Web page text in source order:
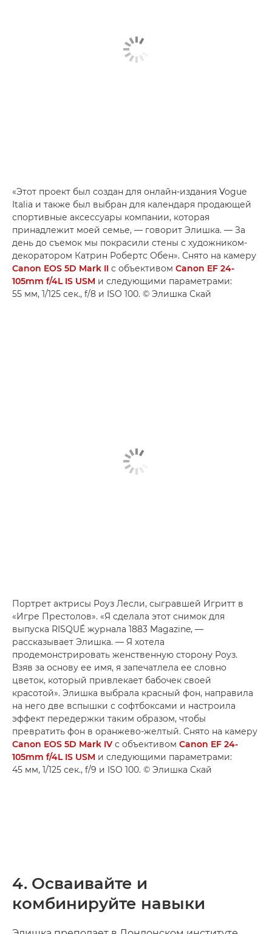
«Этот проект был создан для онлайн-издания Vogue
Italia и также был выбран для календаря продающей
спортивные аксессуары компании, которая
принадлежит моей семье, — говорит Элишка. — За
день до съемок мы покрасили стены с художником-
декоратором Катрин Робертс Обен». Снято на камеру
Canon EOS 5D Mark II с объективом Canon EF 24-
105mm f/4L IS USM и следующими параметрами:
55 мм, 1/125 сек., f/8 и ISO 100. © Элишка Скай
Портрет актрисы Роуз Лесли, сыгравшей Игритт в
«Игре Престолов». «Я сделала этот снимок для
выпуска RISQUÉ журнала 1883 Magazine, —
рассказывает Элишка. — Я хотела
продемонстрировать женственную сторону Роуз.
Взяв за основу ее имя, я запечатлела ее словно
цветок, который привлекает бабочек своей
красотой». Элишка выбрала красный фон, направила
на него две вспышки с софтбоксами и настроила
эффект передержки таким образом, чтобы
превратить фон в оранжево-желтый. Снято на камеру
Canon EOS 5D Mark IV с объективом Canon EF 24-
105mm f/4L IS USM и следующими параметрами:
45 мм, 1/125 сек., f/9 и ISO 100. © Элишка Скай
4. Осваивайте и
комбинируйте навыки